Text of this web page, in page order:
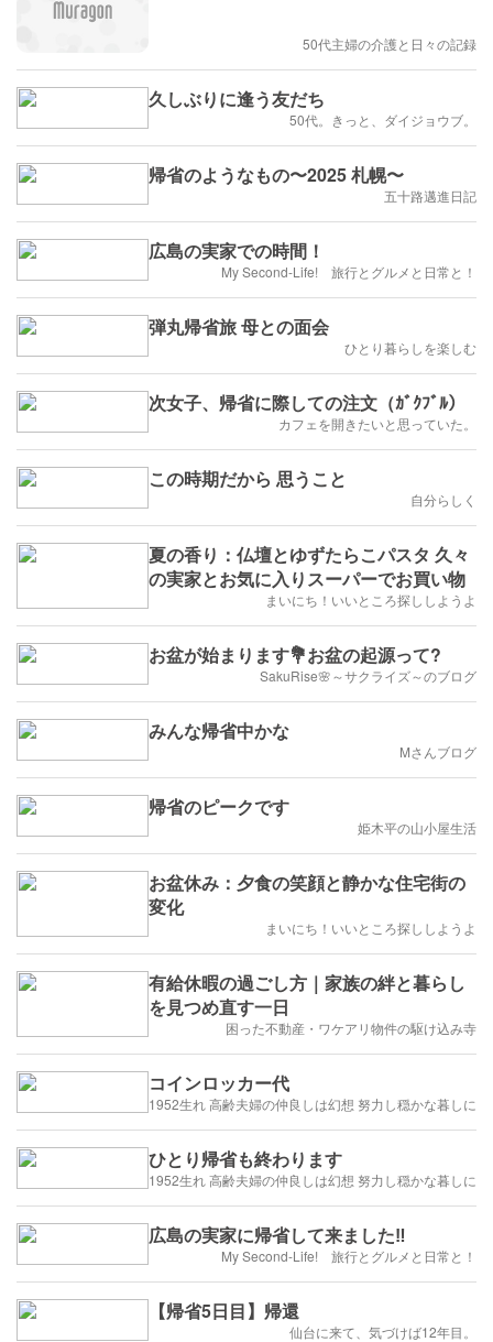
50代主婦の介護と日々の記録
久しぶりに逢う友だち
50代。きっと、ダイジョウブ。
帰省のようなもの〜2025 札幌〜
五十路邁進日記
広島の実家での時間！
My Second-Life! 旅行とグルメと日常と！
弾丸帰省旅 母との面会
ひとり暮らしを楽しむ
次女子、帰省に際しての注文（ｶﾞｸﾌﾞﾙ）
カフェを開きたいと思っていた。
この時期だから 思うこと
自分らしく
夏の香り：仏壇とゆずたらこパスタ 久々
の実家とお気に入りスーパーでお買い物
まいにち！いいところ探ししようよ
お盆が始まります💐お盆の起源って?
SakuRise🌸～サクライズ～のブログ
みんな帰省中かな
Mさんブログ
帰省のピークです
姫木平の山小屋生活
お盆休み：夕食の笑顔と静かな住宅街の
変化
まいにち！いいところ探ししようよ
有給休暇の過ごし方｜家族の絆と暮らし
を見つめ直す一日
困った不動産・ワケアリ物件の駆け込み寺
コインロッカー代
1952生れ 高齢夫婦の仲良しは幻想 努力し穏かな暮しに
ひとり帰省も終わります
1952生れ 高齢夫婦の仲良しは幻想 努力し穏かな暮しに
広島の実家に帰省して来ました‼️
My Second-Life! 旅行とグルメと日常と！
【帰省5日目】帰還
仙台に来て、気づけば12年目。